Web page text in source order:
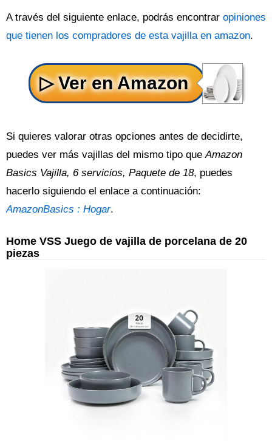
A través del siguiente enlace, podrás encontrar opiniones
que tienen los compradores de esta vajilla en amazon.
Si quieres valorar otras opciones antes de decidirte,
puedes ver más vajillas del mismo tipo que Amazon
Basics Vajilla, 6 servicios, Paquete de 18, puedes
hacerlo siguiendo el enlace a continuación:
AmazonBasics : Hogar.
Home VSS Juego de vajilla de porcelana de 20
piezas